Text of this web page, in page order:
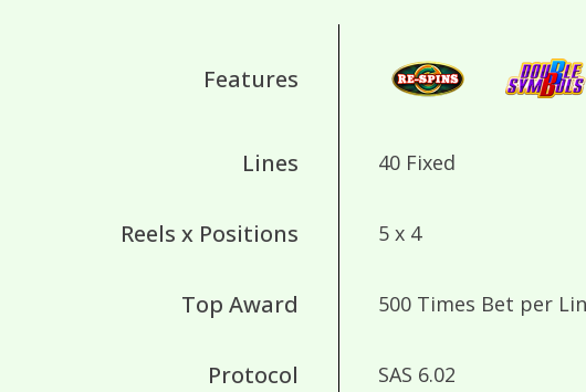
Features
Lines 40 Fixed
Reels x Positions 5 x 4
Top Award 500 Times Bet per
Protocol SAS 6.02